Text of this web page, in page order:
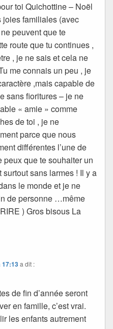
toi Quichottine – Noël
joies familiales (avec
peuvent que te
route que tu continues ,
, je ne sais et cela ne
me connais un peu , je
,mais capable de
sans fioritures – je ne
« amie » comme
de toi , je ne
parce que nous
différentes l’une de
peux que te souhaiter un
sans larmes ! Il y a
le monde et je ne
de personne …même
) Gros bisous La
17:13a dit :
de fin d’année seront
en famille, c’est vrai.
les enfants autrement